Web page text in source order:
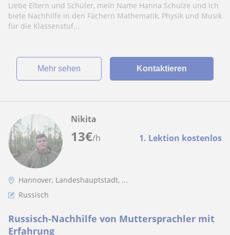
Liebe Eltern und Schüler, mein Name Hanna Schulze und ich
biete Nachhilfe in den Fächern Mathematik, Physik und Musik
für die Klassenstuf...
Mehr sehen Kontaktieren
13€/h 1. Lektion kostenlos
Nikita
Hannover, Landeshauptstadt, ...
Russisch
Russisch-Nachhilfe von Muttersprachler mit
Erfahrung